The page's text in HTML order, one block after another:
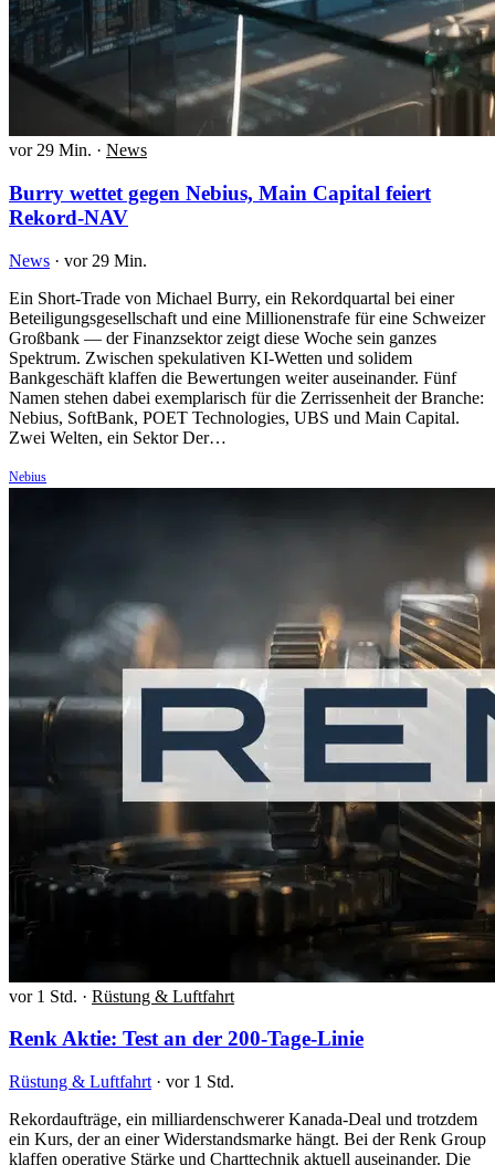
vor 29 Min. · News
Burry wettet gegen Nebius, Main Capital feiert
Rekord-NAV
News · vor 29 Min.
Ein Short-Trade von Michael Burry, ein Rekordquartal bei einer
Beteiligungsgesellschaft und eine Millionenstrafe für eine Schweizer
Großbank — der Finanzsektor zeigt diese Woche sein ganzes
Spektrum. Zwischen spekulativen KI-Wetten und solidem
Bankgeschäft klaffen die Bewertungen weiter auseinander. Fünf
Namen stehen dabei exemplarisch für die Zerrissenheit der Branche:
Nebius, SoftBank, POET Technologies, UBS und Main Capital.
Zwei Welten, ein Sektor Der…
Nebius
vor 1 Std. · Rüstung & Luftfahrt
Renk Aktie: Test an der 200-Tage-Linie
Rüstung & Luftfahrt · vor 1 Std.
Rekordaufträge, ein milliardenschwerer Kanada-Deal und trotzdem
ein Kurs, der an einer Widerstandsmarke hängt. Bei der Renk Group
klaffen operative Stärke und Charttechnik aktuell auseinander. Die